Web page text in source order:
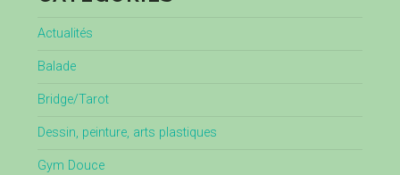
Actualités
Balade
Bridge/Tarot
Dessin, peinture, arts plastiques
Gym Douce